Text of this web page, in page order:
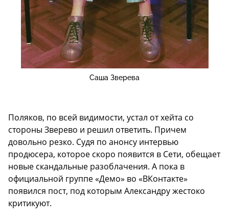
Саша Зверева
Поляков, по всей видимости, устал от хейта со
стороны Зверево и решил ответить. Причем
довольно резко. Судя по анонсу интервью
продюсера, которое скоро появится в Сети, обещает
новые скандальные разоблачения. А пока в
официальной группе «Демо» во «ВКонтакте»
появился пост, под которым Александру жестоко
критикуют.